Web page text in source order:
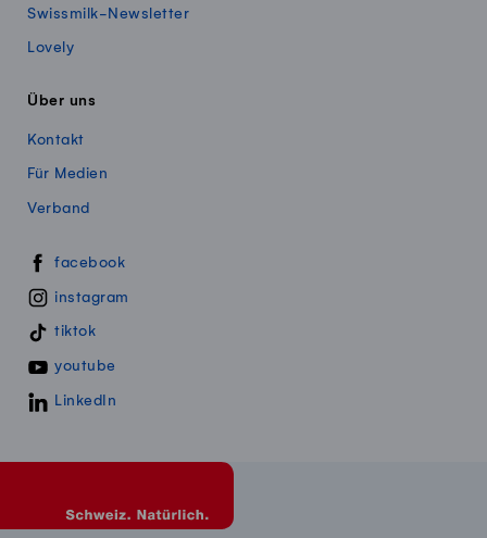
Swissmilk-Newsletter
Lovely
Über uns
Kontakt
Für Medien
Verband
Swissmillk auf Social Media
facebook
instagram
tiktok
youtube
LinkedIn